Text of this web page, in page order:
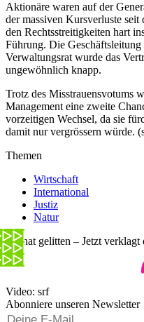
Aktionäre waren auf der
der massiven Kursverluste
den Rechtsstreitigkeiten hart
Führung. Die
Verwaltungsrat wurde das
ungewöhnlich knapp.
Trotz des Misstrauensvotums
Management eine zweite
vorzeitigen Wechsel, da sie
damit nur vergrössern würde.
Themen
Wirtschaft
International
Justiz
Natur
Sie hat gelitten – Jetzt
Video: srf
Abonniere unseren Newsletter